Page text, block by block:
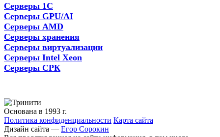
Серверы 1С
Серверы GPU/AI
Серверы AMD
Серверы хранения
Серверы виртуализации
Серверы Intel Xeon
Серверы СРК
Основана в 1993 г.
Политика конфиденциальности Карта сайта
Дизайн сайта — Егор Сорокин